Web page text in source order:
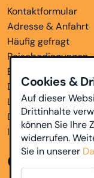
Kontaktformular
Adresse & Anfahrt
Häufig gefragt
Reisebedingungen
Bankverbindungen
Downloads
Links
Datenschutz
Impressum
Cookies &
Auf dieser
Drittinhalte
können Sie Ihre
widerrufen.
Sie in unserer